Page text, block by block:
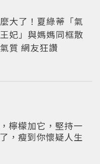
大了！夏綠蒂「氣
妃」與媽媽同框散
質 網友狂讚
檸檬加它，堅持一
，瘦到你懷疑人生